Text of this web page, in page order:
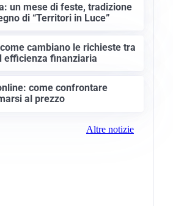
un mese di feste, tradizione
di “Territori in Luce”
cambiano le richieste tra
efficienza finanziaria
come confrontare
al prezzo
Altre notizie